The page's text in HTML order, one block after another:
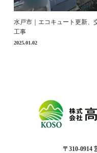
水戸市｜エコキュート更新、
工事
2025.01.02
〒310-0914